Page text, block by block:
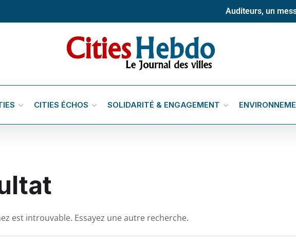
Auditeurs, un
CITIES ÉCHOS SOLIDARITÉ & ENGAGEMENT
est introuvable. Essayez une autre recherche.